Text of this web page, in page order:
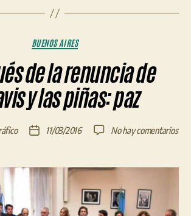
Categorías
BUENOS AIRES
de la renuncia de
y las piñas: paz
Fecha
entrada
11/03/2016 No hay comentariosen
la